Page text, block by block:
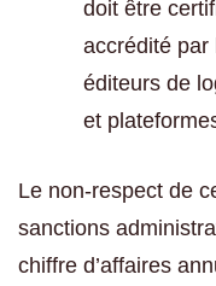
doit être
accrédité par
éditeurs de
et
Le non-respect de
sanctions
chiffre d’affaires